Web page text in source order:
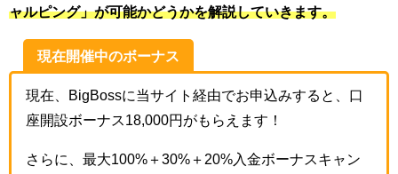
ャルピング」が可能かどうかを解説していきます。
現在開催中のボーナス
現在、BigBossに当サイト経由でお申込みすると、口
座開設ボーナス18,000円がもらえます！
さらに、最大100%＋30%＋20%入金ボーナスキャン